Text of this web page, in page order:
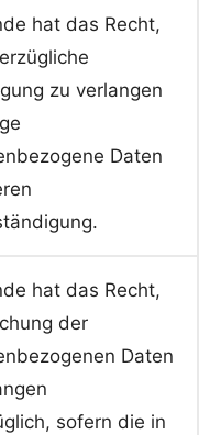
hat das Recht,
zu verlangen
Daten
hat das Recht,
der
Daten
sofern die in